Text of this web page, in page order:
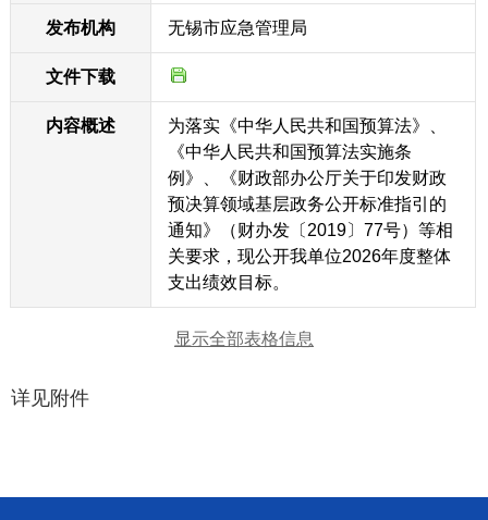
发布机构 无锡市应急管理局
文件下载
内容概述
为落实《中华人民共和国预算法》、
《中华人民共和国预算法实施条
例》、《财政部办公厅关于印发财政
预决算领域基层政务公开标准指引的
通知》（财办发〔2019〕77号）等相
关要求，现公开我单位2026年度整体
支出绩效目标。
显示全部表格信息
详见附件